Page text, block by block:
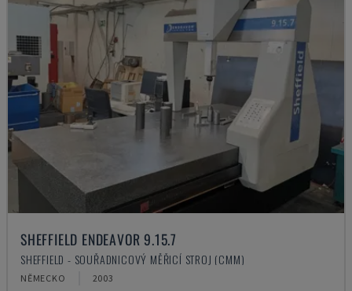
SHEFFIELD ENDEAVOR 9.15.7
SHEFFIELD - SOUŘADNICOVÝ MĚŘICÍ STROJ (CMM)
NĚMECKO 2003